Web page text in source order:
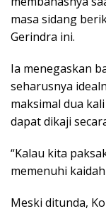
masa sidang
Gerindra ini.
Ia menegaskan
seharusnya
maksimal dua
dapat dikaji
“Kalau kita
memenuhi
Meski ditunda,